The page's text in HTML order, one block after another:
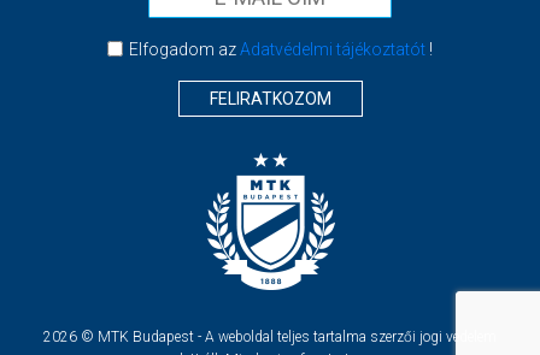
Elfogadom azAdatvédelmi tájékoztatót!
FELIRATKOZOM
2026 © MTK Budapest - A weboldal teljes tartalma szerzői jogi védelem